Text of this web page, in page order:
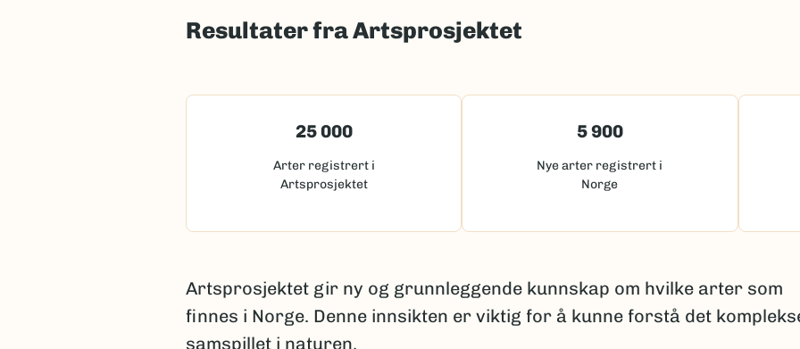
Resultater fra Artsprosjektet
25 000
Arter registrert i
Artsprosjektet
5 900
Nye arter registrert i
Norge
Artsprosjektet gir ny og grunnleggende kunnskap om hvilke arter som
finnes i Norge. Denne innsikten er viktig for å kunne forstå det
samspillet i naturen.